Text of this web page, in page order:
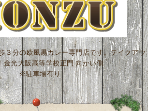
３分の欧風黒カレー専門店です。テイクアウ
金光大阪高等学校正門 向かい側
※駐車場有り